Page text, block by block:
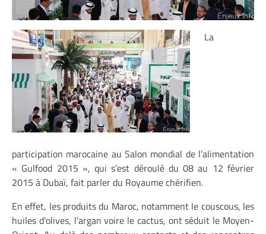
La
participation marocaine au Salon mondial de l’alimentation
« Gulfood 2015 », qui s’est déroulé du 08 au 12 février
2015 à Dubaï, fait parler du Royaume chérifien.
En effet, les produits du Maroc, notamment le couscous, les
huiles d’olives, l’argan voire le cactus, ont séduit le Moyen-